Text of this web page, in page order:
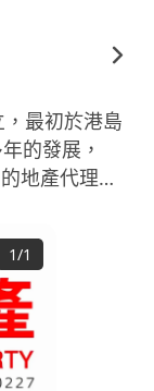
最初於港島
的發展，
地產代理品
)則成為中原
務，覆蓋本
括收購合併
關的專業及
、資產管
1/1